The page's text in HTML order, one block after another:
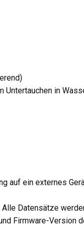
in
auf ein externes
Datensätze
Firmware-Version